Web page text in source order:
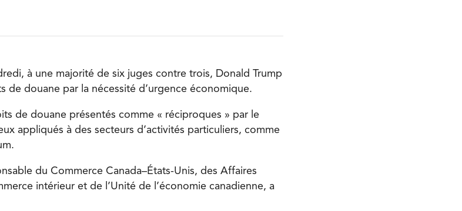
à une majorité de six juges contre trois, Donald Trump
de douane par la nécessité d’urgence économique.
de douane présentés comme « réciproques » par le
appliqués à des secteurs d’activités particuliers, comme
du Commerce Canada–États-Unis, des Affaires
intérieur et de l’Unité de l’économie canadienne, a